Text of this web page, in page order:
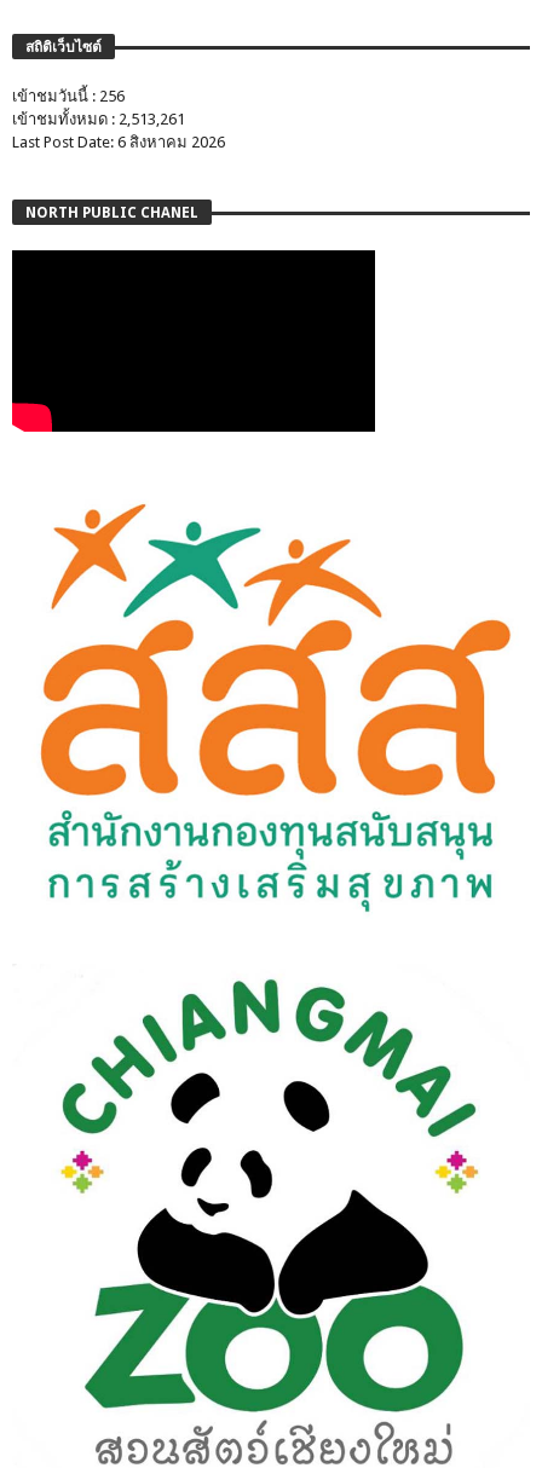
สถิติเว็บไซต์
เข้าชมวันนี้ : 256
เข้าชมทั้งหมด : 2,513,261
Last Post Date: 6 สิงหาคม 2026
NORTH PUBLIC CHANEL